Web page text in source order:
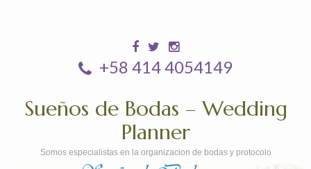
+58 414 4054149
Sueños de Bodas – Wedding
Planner
Somos especialistas en la organizacion de bodas y protocolo